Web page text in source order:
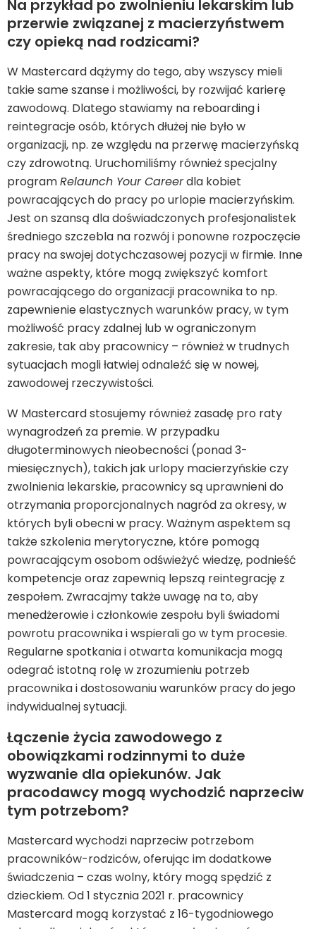
Na przykład po zwolnieniu lekarskim lub
przerwie związanej z macierzyństwem
czy opieką nad rodzicami?
W Mastercard dążymy do tego, aby wszyscy mieli
takie same szanse i możliwości, by rozwijać karierę
zawodową. Dlatego stawiamy na reboarding i
reintegracje osób, których dłużej nie było w
organizacji, np. ze względu na przerwę macierzyńską
czy zdrowotną. Uruchomiliśmy również specjalny
programRelaunch Your Careerdla kobiet
powracających do pracy po urlopie macierzyńskim.
Jest on szansą dla doświadczonych profesjonalistek
średniego szczebla na rozwój i ponowne rozpoczęcie
pracy na swojej dotychczasowej pozycji w firmie. Inne
ważne aspekty, które mogą zwiększyć komfort
powracającego do organizacji pracownika to np.
zapewnienie elastycznych warunków pracy, w tym
możliwość pracy zdalnej lub w ograniczonym
zakresie, tak aby pracownicy – również w trudnych
sytuacjach mogli łatwiej odnaleźć się w nowej,
zawodowej rzeczywistości.
W Mastercard stosujemy również zasadę pro raty
wynagrodzeń za premie. W przypadku
długoterminowych nieobecności (ponad 3-
miesięcznych), takich jak urlopy macierzyńskie czy
zwolnienia lekarskie, pracownicy są uprawnieni do
otrzymania proporcjonalnych nagród za okresy, w
których byli obecni w pracy. Ważnym aspektem są
także szkolenia merytoryczne, które pomogą
powracającym osobom odświeżyć wiedzę, podnieść
kompetencje oraz zapewnią lepszą reintegrację z
zespołem. Zwracajmy także uwagę na to, aby
menedżerowie i członkowie zespołu byli świadomi
powrotu pracownika i wspierali go w tym procesie.
Regularne spotkania i otwarta komunikacja mogą
odegrać istotną rolę w zrozumieniu potrzeb
pracownika i dostosowaniu warunków pracy do jego
indywidualnej sytuacji.
Łączenie życia zawodowego z
obowiązkami rodzinnymi to duże
wyzwanie dla opiekunów. Jak
pracodawcy mogą wychodzić naprzeciw
tym potrzebom?
Mastercard wychodzi naprzeciw potrzebom
pracowników-rodziców, oferując im dodatkowe
świadczenia – czas wolny, który mogą spędzić z
dzieckiem. Od 1 stycznia 2021 r. pracownicy
Mastercard mogą korzystać z 16-tygodniowego